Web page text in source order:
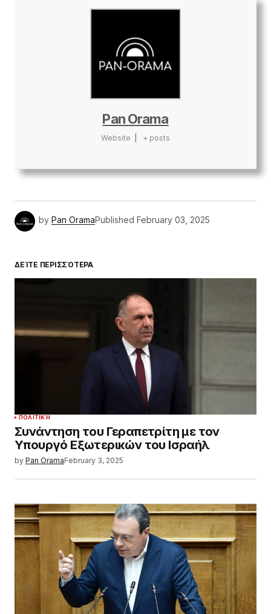
Pan Orama
Website + posts
by Pan OramaPublished February 03, 2025
ΔΕΊΤΕ ΠΕΡΙΣΣΌΤΕΡΑ
ΠΟΛΙΤΙΚΉ
Συνάντηση του Γεραπετρίτη με τον
Υπουργό Εξωτερικών του Ισραήλ
by Pan OramaFebruary 3, 2025